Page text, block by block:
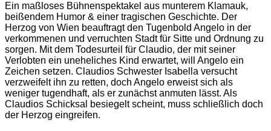
Ein maßloses Bühnenspektakel aus munterem Klamauk,
beißendem Humor & einer tragischen Geschichte. Der
Herzog von Wien beauftragt den Tugenbold Angelo in der
verkommenen und verruchten Stadt für Sitte und Ordnung zu
sorgen. Mit dem Todesurteil für Claudio, der mit seiner
Verlobten ein uneheliches Kind erwartet, will Angelo ein
Zeichen setzen. Claudios Schwester Isabella versucht
verzweifelt ihn zu retten, doch Angelo erweist sich als
weniger tugendhaft, als er zunächst anmuten lässt. Als
Claudios Schicksal besiegelt scheint, muss schließlich doch
der Herzog eingreifen.